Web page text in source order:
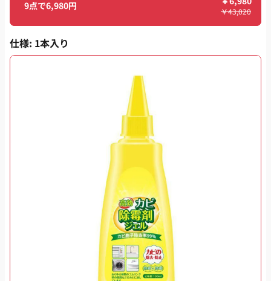
9点で6,980円 ￥43,020
仕様: 1本入り